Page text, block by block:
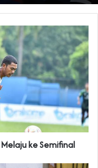
ke Semifinal